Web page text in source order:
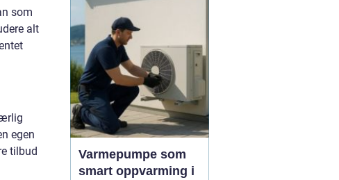
som
alt
egen
tilbud
sporten er. Spillet
kombinerer presisjon,
teknikk og
naturopplevels...
Varmepumpe som
smart oppvarming i